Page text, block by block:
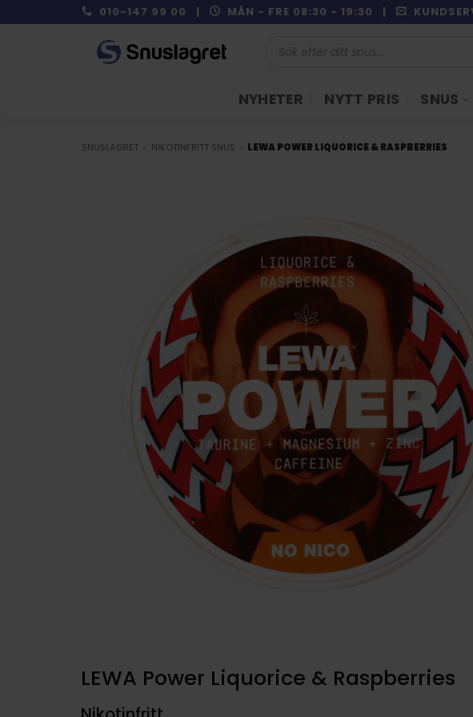
to
010-147 99 00 | MÅN - FRE 08:30 - 19:30 |
NYHETER NYTT PRIS SNUS
SNUSLAGRET NIKOTINFRITT SNUS LEWA POWER LIQUORICE & RASPBERRIES
LEWA Power Liquorice & Raspberries